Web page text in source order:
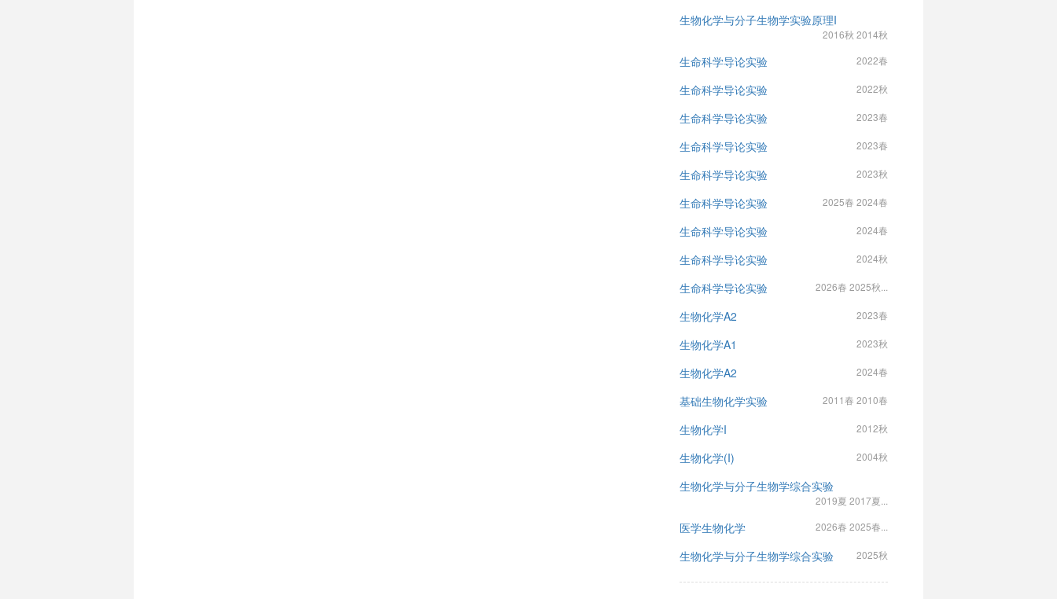
生物化学与分子生物学实验原理I
2016秋 2014秋
生命科学导论实验 2022春
生命科学导论实验 2022秋
生命科学导论实验 2023春
生命科学导论实验 2023春
生命科学导论实验 2023秋
生命科学导论实验 2025春 2024春
生命科学导论实验 2024春
生命科学导论实验 2024秋
生命科学导论实验 2026春 2025秋...
生物化学A2 2023春
生物化学A1 2023秋
生物化学A2 2024春
基础生物化学实验 2011春 2010春
生物化学I 2012秋
生物化学(I) 2004秋
生物化学与分子生物学综合实验
2019夏 2017夏...
医学生物化学 2026春 2025春...
生物化学与分子生物学综合实验 2025秋